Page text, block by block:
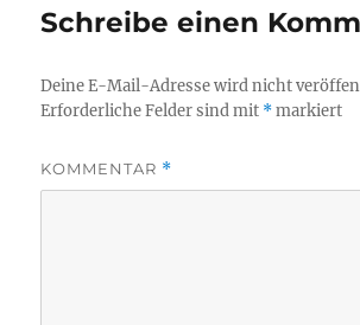
Schreibe einen
Deine E-Mail-Adresse wird nicht
Erforderliche Felder sind mit *markiert
KOMMENTAR *